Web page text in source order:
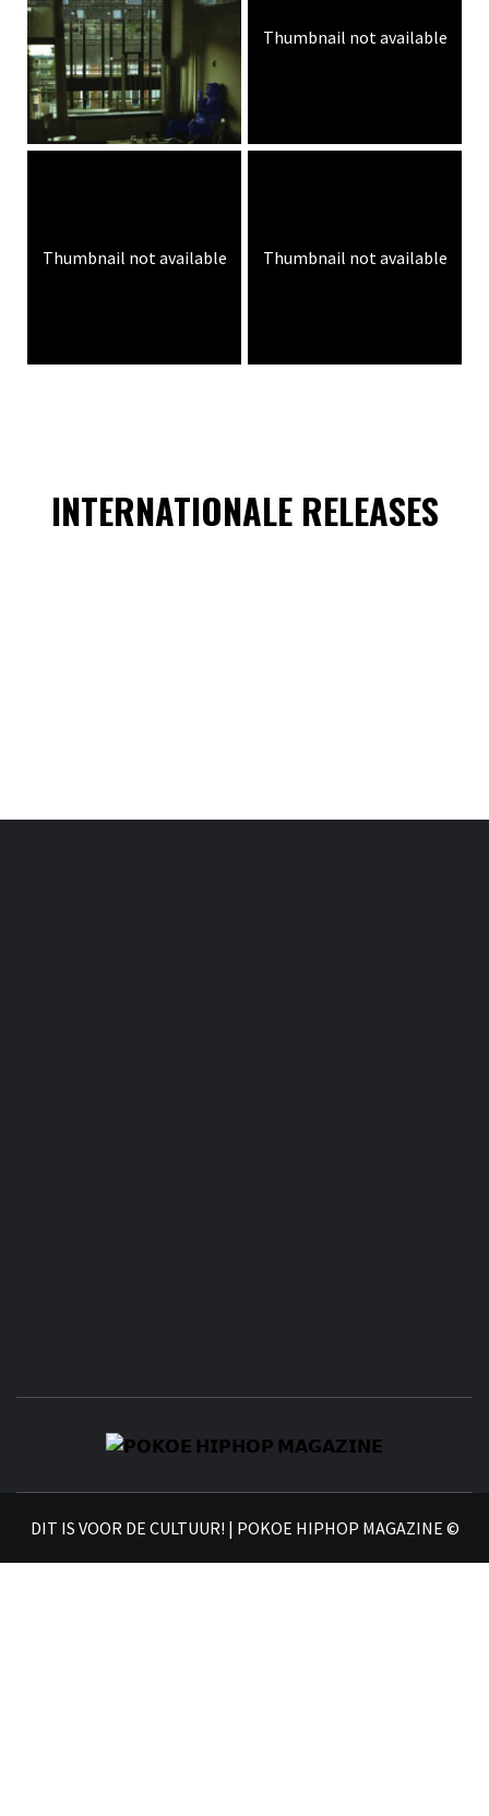
Thumbnail not available
Thumbnail not available Thumbnail not available
INTERNATIONALE RELEASES
DIT IS VOOR DE CULTUUR! | POKOE HIPHOP MAGAZINE ©